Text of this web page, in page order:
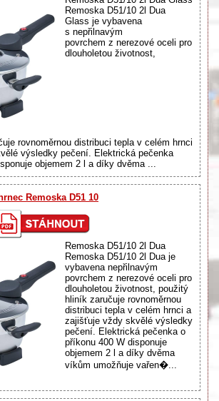
Remoska D51/10 2l Dua
Glass je vybavena
s nepřilnavým
povrchem z nerezové oceli pro
dlouholetou životnost,
rovnoměrnou distribuci tepla v celém hrnci
výsledky pečení. Elektrická pečenka
objemem 2 l a díky dvěma ...
Remoska D51 10
Remoska D51/10 2l Dua
Remoska D51/10 2l Dua je
vybavena nepřilnavým
povrchem z nerezové oceli pro
dlouholetou životnost, použitý
hliník zaručuje rovnoměrnou
distribuci tepla v celém hrnci a
zajišťuje vždy skvělé výsledky
pečení. Elektrická pečenka o
příkonu 400 W disponuje
objemem 2 l a díky dvěma
víkům umožňuje vařen�...